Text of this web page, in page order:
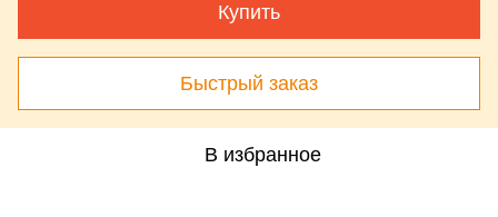
Купить
Быстрый заказ
В избранное